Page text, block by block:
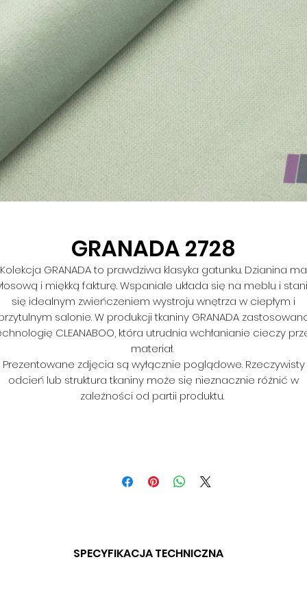
GRANADA 2728
Kolekcja GRANADA to prawdziwa klasyka gatunku. Dzianina ma
i miękką fakturę. Wspaniale układa się na meblu i
się idealnym zwieńczeniem wystroju wnętrza w ciepłym i
salonie. W produkcji tkaniny GRANADA
CLEANABOO, która utrudnia wchłanianie cieczy
materiał.
Prezentowane zdjęcia są wyłącznie poglądowe. Rzeczywisty
odcień lub struktura tkaniny może się nieznacznie różnić w
zależności od partii produktu.
SPECYFIKACJA TECHNICZNA